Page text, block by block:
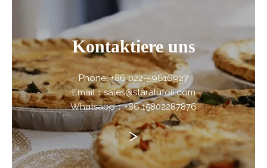
Kontaktiere uns
Phone: +86 022-59616927
Email：sales@staralufoil.com
Whatsapp：+86 15802287876
>